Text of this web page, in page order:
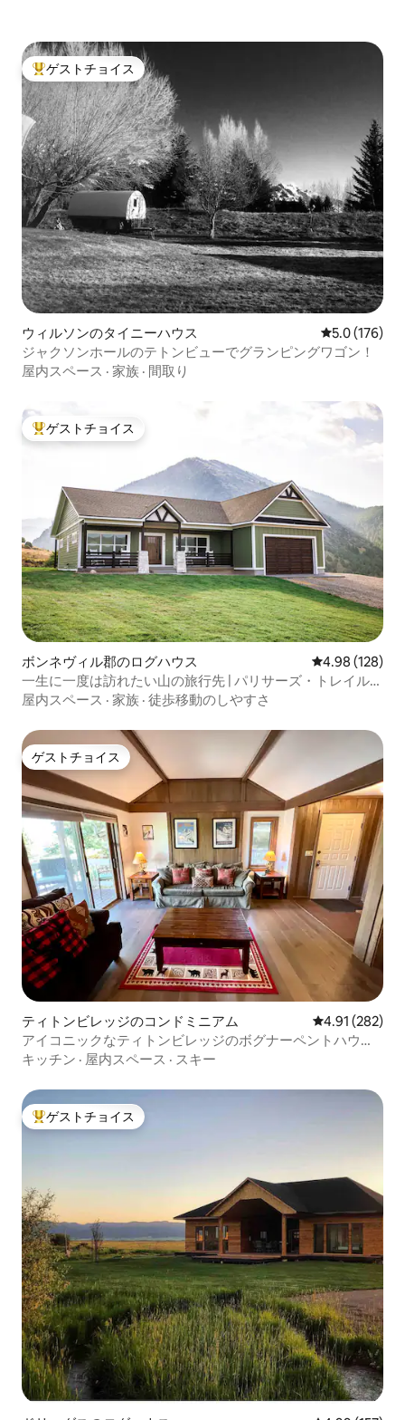
大好評のゲストチョイスです。
ゲストチョイス
ウィルソンのタイニーハウス レビュー176
5.0 (176)
ジャクソンホールのテトンビューでグランピングワゴン！
屋内スペース · 家族 · 間取り
大好評のゲストチョイスです。
ゲストチョイス
ボンネヴィル郡のログハウス レビュー128
4.98 (128)
一生に一度は訪れたい山の旅行先 | パリサーズ・トレイルヘ
ッド
屋内スペース · 家族 · 徒歩移動のしやすさ
ゲストチョイス
ゲストチョイス
ティトンビレッジのコンドミニアム レビュー282
4.91 (282)
アイコニックなティトンビレッジのボグナーペントハウス -
2寝室2バスルーム
キッチン · 屋内スペース · スキー
大好評のゲストチョイスです。
ゲストチョイス